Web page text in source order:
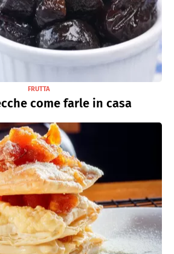
FRUTTA
come farle in casa